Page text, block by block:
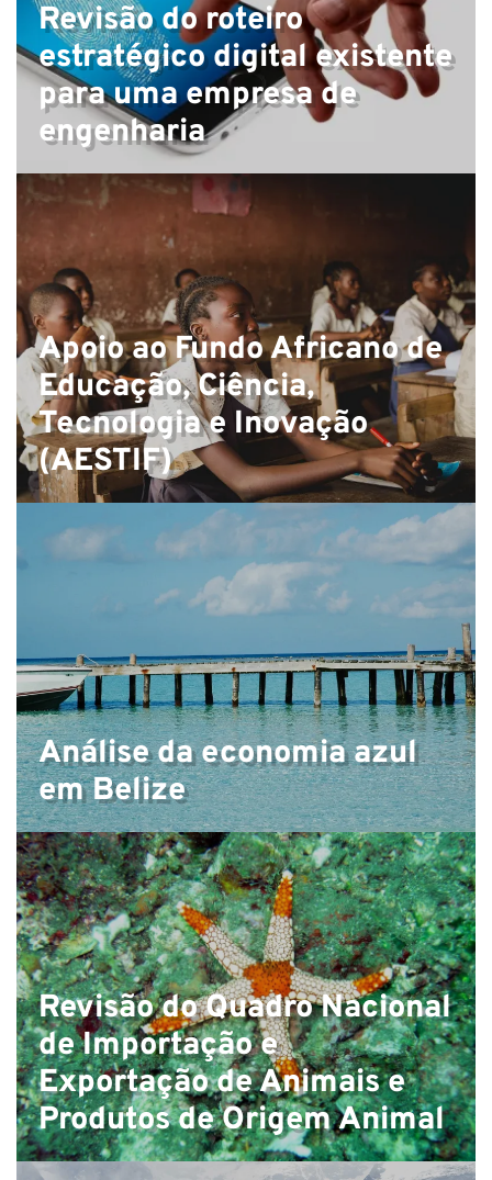
Revisão do roteiro
estratégico digital existente
para uma empresa de
engenharia
Apoio ao Fundo Africano de
Educação, Ciência,
Tecnologia e Inovação
(AESTIF)
Análise da economia azul
em Belize
Revisão do Quadro Nacional
de Importação e
Exportação de Animais e
Produtos de Origem Animal
JUNTE-SE À NOSSA
NEWSLETTER
×
Primeiro nome
E-mail
Li e aceito a Política de Privacidade*
INSCREVER-SE